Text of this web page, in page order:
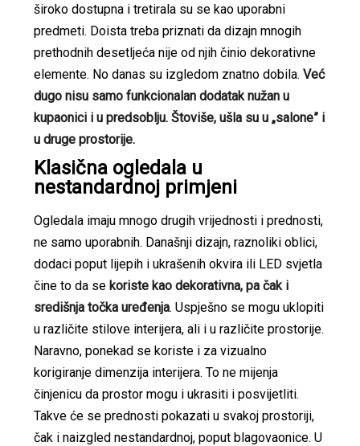
široko dostupna i tretirala su se kao uporabni
predmeti. Doista treba priznati da dizajn mnogih
prethodnih desetljeća nije od njih činio dekorativne
elemente. No danas su izgledom znatno dobila.Već
dugo nisu samo funkcionalan dodatak nužan u
kupaonici i u predsoblju. Štoviše, ušla su u „salone” i
u druge prostorije.
Klasična ogledala u
nestandardnoj primjeni
Ogledala imaju mnogo drugih vrijednosti i prednosti,
ne samo uporabnih. Današnji dizajn, raznoliki oblici,
dodaci poput lijepih i ukrašenih okvira ili LED svjetla
čine to da sekoriste kao dekorativna, pa čak i
središnja točka uređenja. Uspješno se mogu uklopiti
u različite stilove interijera, ali i u različite prostorije.
Naravno, ponekad se koriste i za vizualno
korigiranje dimenzija interijera. To ne mijenja
činjenicu da prostor mogu i ukrasiti i posvijetliti.
Takve će se prednosti pokazati u svakoj prostoriji,
čak i naizgled nestandardnoj, poput blagovaonice. U